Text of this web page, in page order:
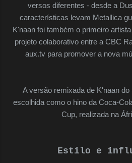
versos diferentes - desde a
características levam Metallica
K'naan foi também o primeiro
projeto colaborativo entre a CBC
aux.tv para promover a nova
A versão remixada de K'naan do
escolhida como o hino da Coca-
Cup, realizada na
Estilo e